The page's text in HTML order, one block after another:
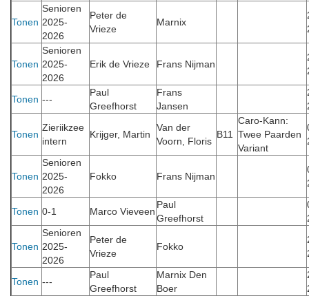
Tonen
Senioren
2025-
2026
Peter de
Vrieze
Marnix
Tonen
Senioren
2025-
2026
Erik de Vrieze Frans Nijman
Tonen ---
Paul
Greefhorst
Frans
Jansen
Tonen
Zieriikzee
intern
Krijger, Martin
Van der
Voorn, Floris
B11
Caro-Kann:
Twee Paarden
Variant
Tonen
Senioren
2025-
2026
Fokko Frans Nijman
Tonen 0-1 Marco Vieveen
Paul
Greefhorst
Tonen
Senioren
2025-
2026
Peter de
Vrieze
Fokko
Tonen ---
Paul
Greefhorst
Marnix Den
Boer